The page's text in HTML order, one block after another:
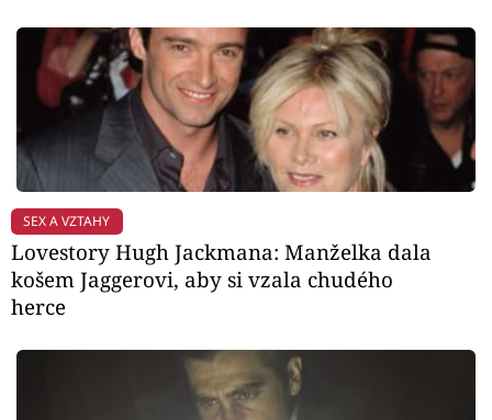
SEX A VZTAHY
Lovestory Hugh Jackmana: Manželka dala
košem Jaggerovi, aby si vzala chudého
herce